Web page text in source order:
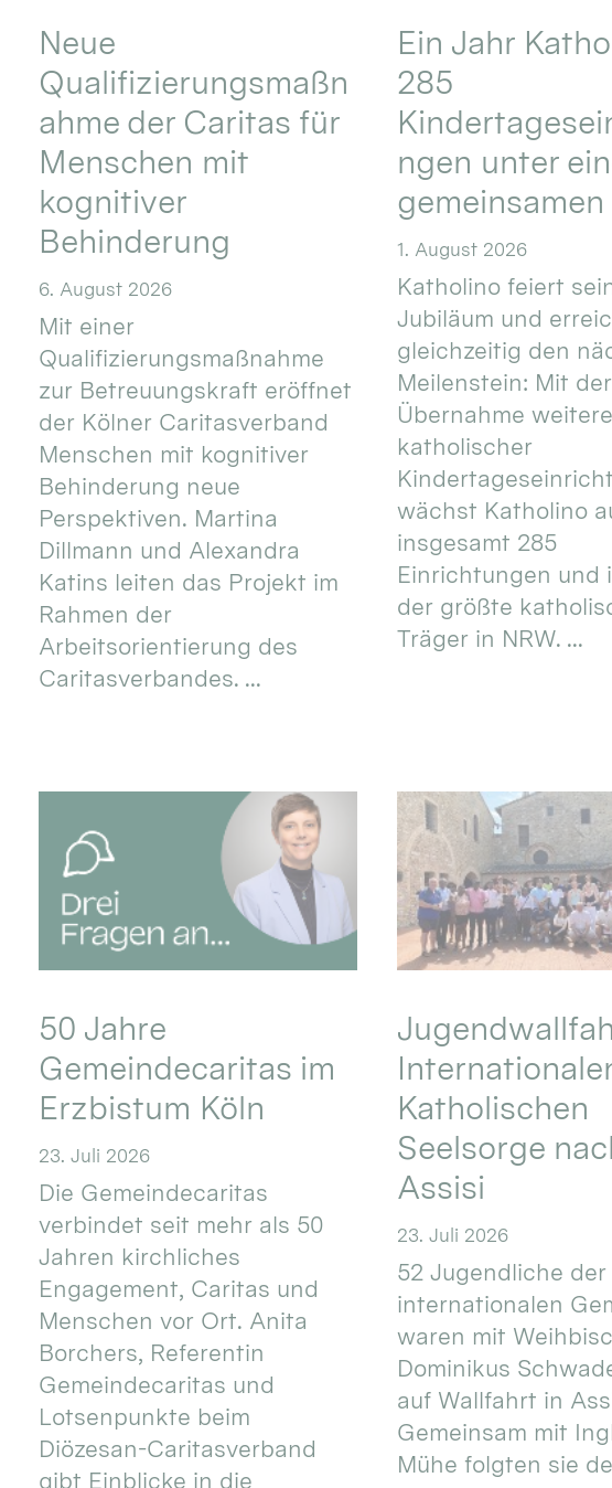
Neue
Qualifizierungsmaßn
ahme der Caritas für
Menschen mit
kognitiver
Behinderung
6. August 2026
Mit einer
Qualifizierungsmaßnahme
zur Betreuungskraft eröffnet
der Kölner Caritasverband
Menschen mit kognitiver
Behinderung neue
Perspektiven. Martina
Dillmann und Alexandra
Katins leiten das Projekt im
Rahmen der
Arbeitsorientierung des
Caritasverbandes. ...
Ein Jahr
285
ngen unter
gemeinsamen
1. August 2026
Katholino feiert
Jubiläum und
gleichzeitig den
Meilenstein: Mit der
Übernahme
katholischer
wächst Katholino
insgesamt 285
Einrichtungen und
der größte
Träger in NRW. ...
50 Jahre
Gemeindecaritas im
Erzbistum Köln
23. Juli 2026
Die Gemeindecaritas
verbindet seit mehr als 50
Jahren kirchliches
Engagement, Caritas und
Menschen vor Ort. Anita
Borchers, Referentin
Gemeindecaritas und
Lotsenpunkte beim
Diözesan-Caritasverband
gibt Einblicke in die
Katholischen
Seelsorge
Assisi
23. Juli 2026
52 Jugendliche der
internationalen
waren mit
Dominikus
auf Wallfahrt in
Gemeinsam mit
Mühe folgten sie